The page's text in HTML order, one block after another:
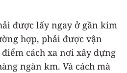
được lấy ngay ở gần kim
hợp, phải được vận
cách xa nơi xây dựng
ngàn km. Và cách mà